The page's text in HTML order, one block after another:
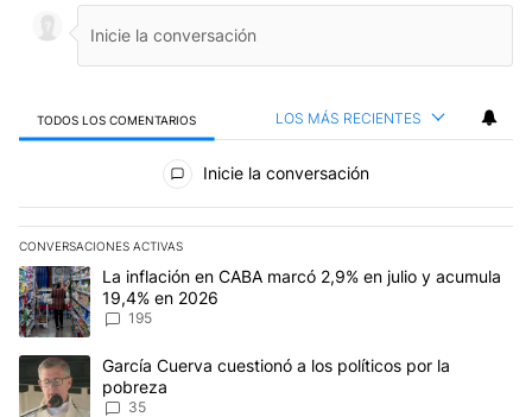
TODOS LOS COMENTARIOS LOS MÁS RECIENTES
Todos los comentarios
Inicie la conversación
CONVERSACIONES ACTIVAS
Este listado muestra los artículos con más comentarios en los
Un artículo de tendencia con el título "La inflación en CABA
La inflación en CABA marcó 2,9% en julio y acumula
19,4% en 2026
195
Un artículo de tendencia con el título "García Cuerva cuestionó
García Cuerva cuestionó a los políticos por la
pobreza
35